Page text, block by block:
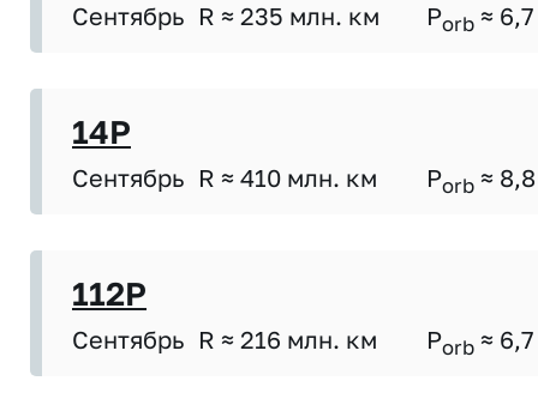
Сентябрь R ≈ 235 млн. км Porb ≈ 6,7
14P
Сентябрь R ≈ 410 млн. км Porb ≈ 8,8
112P
Сентябрь R ≈ 216 млн. км Porb ≈ 6,7